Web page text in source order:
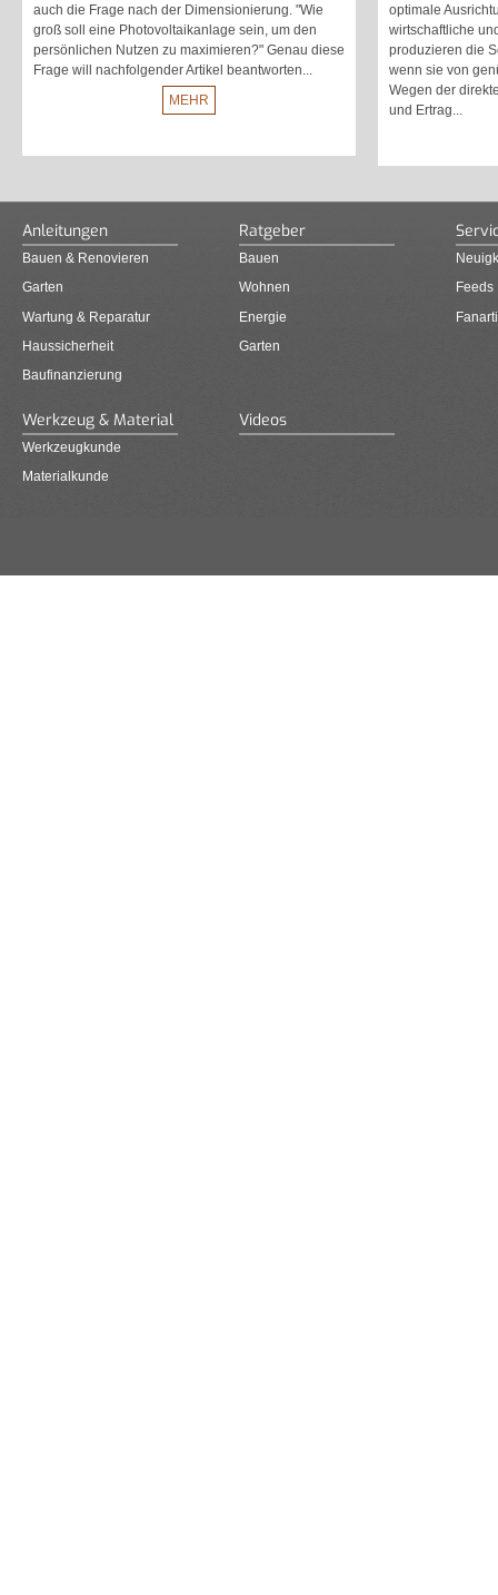
auch die Frage nach der Dimensionierung. "Wie
groß soll eine Photovoltaikanlage sein, um den
persönlichen Nutzen zu maximieren?" Genau diese
Frage will nachfolgender Artikel beantworten...
MEHR
optimale
wirtschaftliche
produzieren die
wenn sie von
Wegen der
und Ertrag...
Anleitungen
Bauen & Renovieren
Garten
Wartung & Reparatur
Haussicherheit
Baufinanzierung
Ratgeber
Bauen
Wohnen
Energie
Garten
Feeds
Werkzeug & Material
Werkzeugkunde
Materialkunde
Videos